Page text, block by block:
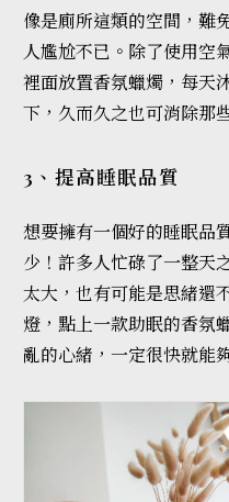
像是廁所這類的空間，難
人尷尬不已。除了使用空
裡面放置香氛蠟燭，每天
下，久而久之也可消除那
3、提高睡眠品質
想要擁有一個好的睡眠品
少！許多人忙碌了一整天
太大，也有可能是思緒還
燈，點上一款助眠的香氛
亂的心緒，一定很快就能